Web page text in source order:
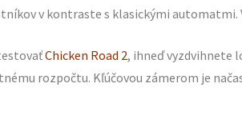
v kontraste s klasickými automatmi.
Chicken Road 2, ihneď vyzdvihnete
rozpočtu. Kľúčovou zámerom je